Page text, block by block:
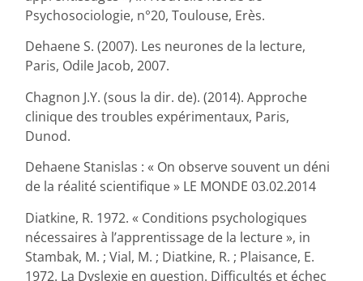
Psychosociologie, n°20, Toulouse, Erès.
Dehaene S. (2007). Les neurones de la lecture,
Paris, Odile Jacob, 2007.
Chagnon J.Y. (sous la dir. de). (2014). Approche
clinique des troubles expérimentaux, Paris,
Dunod.
Dehaene Stanislas : « On observe souvent un déni
de la réalité scientifique » LE MONDE 03.02.2014
Diatkine, R. 1972. « Conditions psychologiques
nécessaires à l’apprentissage de la lecture », in
Stambak, M. ; Vial, M. ; Diatkine, R. ; Plaisance, E.
1972. La Dyslexie en question. Difficultés et échec